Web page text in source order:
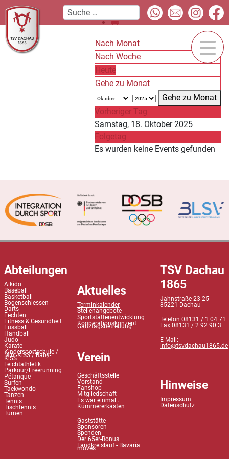
Nach Monat
Nach Woche
Heute
Gehe zu Monat
Gehe zu Monat
Vorheriger Tag
Samstag, 18. Oktober 2025
Folgetag
Es wurden keine Events gefunden
Abteilungen
Aikido
Baseball
Basketball
Bogenschiessen
Darts
Fechten
Fitness & Gesundheit
Fussball
Handball
Judo
Karate
Kindersportschule /
Mini-KiSS / Baby-
KiSS
Leichtathletik
Parkour/Freerunning
Pétanque
Surfen
Taekwondo
Tanzen
Tennis
Tischtennis
Turnen
Aktuelles
Terminkalender
Stellenangebote
Sportstättenentwicklung
Kooperationskonzept
Ganztagsbetreuung
Verein
Geschäftsstelle
Vorstand
Fanshop
Mitgliedschaft
Es war einmal...
Kümmererkasten
Gaststätte
Sponsoren
Spenden
Der 65er-Bonus
Landkreislauf - Bavaria
moves
TSV Dachau
1865
Jahnstraße 23-25
85221 Dachau
Telefon 08131 / 1 04 71
Fax 08131 / 2 92 90 3
E-Mail:
info@tsvdachau1865.de
Hinweise
Impressum
Datenschutz